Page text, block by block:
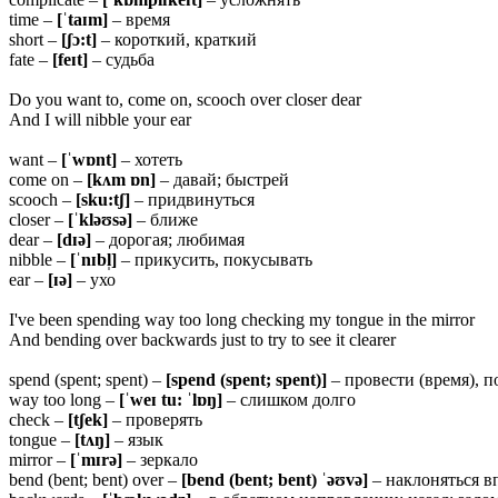
time – [ˈtaɪm] – время
short – [ʃɔ:t] – короткий, краткий
fate – [feɪt] – судьба
Do you want to, come on, scooch over closer dear
And I will nibble your ear
want – [ˈwɒnt] – хотеть
come on – [kʌm ɒn] – давай; быстрей
scooch – [sku:tʃ] – придвинуться
closer – [ˈkləʊsə] – ближе
dear – [dɪə] – дорогая; любимая
nibble – [ˈnɪbl̩] – прикусить, покусывать
ear – [ɪə] – ухо
I've been spending way too long checking my tongue in the mirror
And bending over backwards just to try to see it clearer
spend (spent; spent) – [spend (spent; spent)] – провести (время),
way too long – [ˈweɪ tu: ˈlɒŋ] – слишком долго
check – [tʃek] – проверять
tongue – [tʌŋ] – язык
mirror – [ˈmɪrə] – зеркало
bend (bent; bent) over – [bend (bent; bent) ˈəʊvə] – наклоняться